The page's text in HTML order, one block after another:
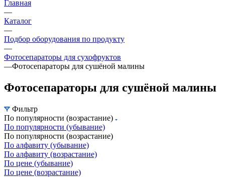
Главная
—
Каталог
—
Подбор оборудования по продукту
—
Фотосепараторы для сухофруктов
—Фотосепараторы для сушёной малины
Фотосепараторы для сушёной малины
Фильтр
По популярности (возрастание)
По популярности (убывание)
По популярности (возрастание)
По алфавиту (убывание)
По алфавиту (возрастание)
По цене (убывание)
По цене (возрастание)